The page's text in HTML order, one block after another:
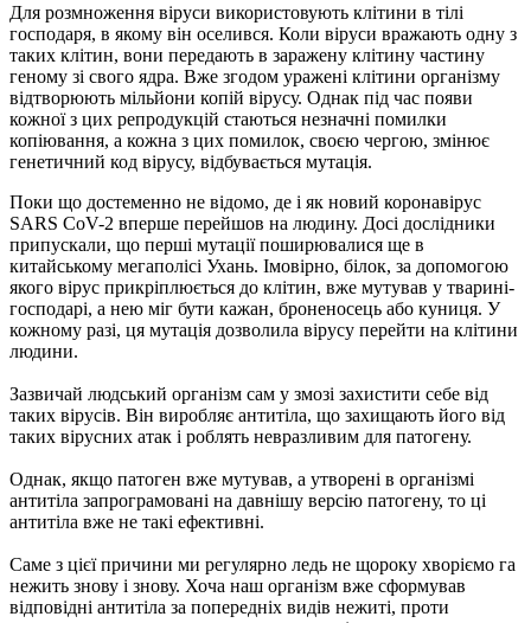
Для розмноження віруси використовують клітини в тілі
господаря, в якому він оселився. Коли віруси вражають одну з
таких клітин, вони передають в заражену клітину частину
геному зі свого ядра. Вже згодом уражені клітини організму
відтворюють мільйони копій вірусу. Однак під час появи
кожної з цих репродукцій стаються незначні помилки
копіювання, а кожна з цих помилок, своєю чергою, змінює
генетичний код вірусу, відбувається мутація.
Поки що достеменно не відомо, де і як новий коронавірус
SARS CoV-2 вперше перейшов на людину. Досі дослідники
припускали, що перші мутації поширювалися ще в
китайському мегаполісі Ухань. Імовірно, білок, за допомогою
якого вірус прикріплюється до клітин, вже мутував у тварині-
господарі, а нею міг бути кажан, броненосець або куниця. У
кожному разі, ця мутація дозволила вірусу перейти на клітини
людини.
Зазвичай людський організм сам у змозі захистити себе від
таких вірусів. Він виробляє антитіла, що захищають його від
таких вірусних атак і роблять невразливим для патогену.
Однак, якщо патоген вже мутував, а утворені в організмі
антитіла запрограмовані на давнішу версію патогену, то ці
антитіла вже не такі ефективні.
Саме з цієї причини ми регулярно ледь не щороку хворіємо га
нежить знову і знову. Хоча наш організм вже сформував
відповідні антитіла за попередніх видів нежиті, проти